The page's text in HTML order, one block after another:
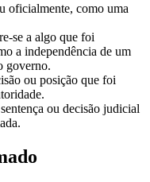
oficialmente, como uma
se a algo que foi
a independência de um
governo.
ou posição que foi
ou decisão judicial